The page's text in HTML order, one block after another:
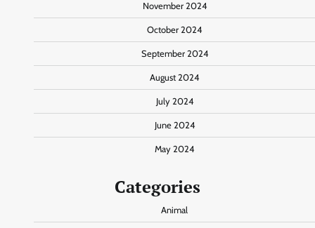
November 2024
October 2024
September 2024
August 2024
July 2024
June 2024
May 2024
Categories
Animal